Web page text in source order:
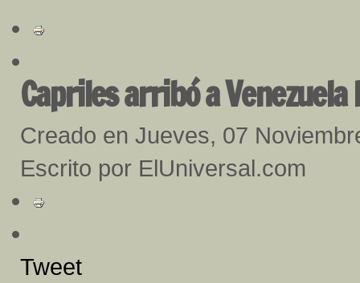
Capriles arribó a
Creado en Jueves, 07
Escrito por ElUniversal.com
Tweet